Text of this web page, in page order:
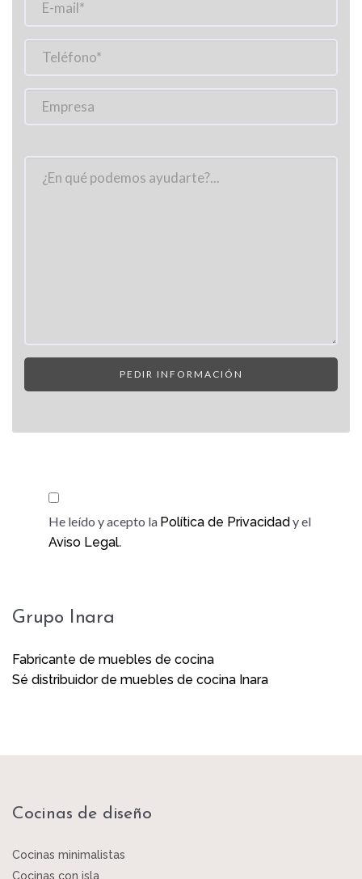
Por
He leído y acepto la Política de Privacidad y el
Aviso Legal.
Grupo Inara
Fabricante de muebles de cocina
Sé distribuidor de muebles de cocina Inara
Cocinas de diseño
Cocinas minimalistas
Cocinas con isla